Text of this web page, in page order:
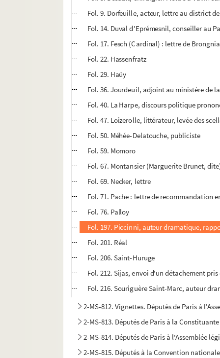
Fol. 9. Dorfeuille, acteur, lettre au district
Fol. 14. Duval d'Eprémesnil, conseiller au
Fol. 17. Fesch (Cardinal) : lettre de
Fol. 22. Hassenfratz
Fol. 29. Haüy
Fol. 36. Jourdeuil, adjoint au ministère de
Fol. 40. La Harpe, discours politique
Fol. 47. Loizerolle, littérateur, levée des
Fol. 50. Méhée-Delatouche, publiciste
Fol. 59. Momoro
Fol. 67. Montansier (Marguerite Brunet,
Fol. 69. Necker, lettre
Fol. 71. Pache : lettre de recommandation
Fol. 76. Palloy
Fol. 197. Piccinni, auteur dramatique,
Fol. 201. Réal
Fol. 206. Saint-Huruge
Fol. 212. Sijas, envoi d'un détachement
Fol. 216. Souriguère Saint-Marc, auteur
2-MS-812. Vignettes. Députés de Paris à
2-MS-813. Députés de Paris à la
2-MS-814. Députés de Paris à l'Assemblée
2-MS-815. Députés à la Convention nationale